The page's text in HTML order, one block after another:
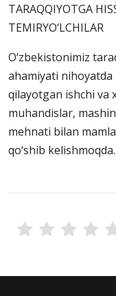
TARAQQIYOTGA
TEMIRYO‘LCHILAR
O‘zbekistonimiz
ahamiyati nihoyatda
qilayotgan ishchi va
muhandislar,
mehnati bilan
qo‘shib kelishmoqda.